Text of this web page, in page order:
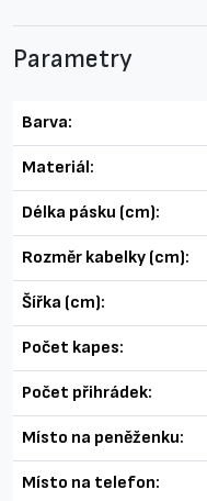
Parametry
Barva:
Materiál:
Délka pásku (cm):
Rozměr kabelky (cm):
Šířka (cm):
Počet kapes:
Počet přihrádek:
Místo na peněženku:
Místo na telefon: